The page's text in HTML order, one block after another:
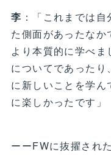
李 ：「これまでは
た側面があったなか
より本質的に学べ
についてであったり
に新しいことを学ん
に楽しかったです」
ーーFWに抜擢され